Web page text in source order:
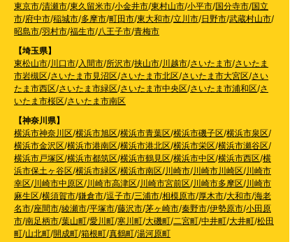
東京市/清瀬市/東久留米市/小金井市/東村山市/小平市/国分寺市/国立
市/府中市/稲城市/多摩市/町田市/東大和市/立川市/日野市/武蔵村山市/
昭島市/羽村市/福生市/八王子市/青梅市
【埼玉県】
東松山市/川口市/入間市/所沢市/挟山市/川越市/さいたま市/さいたま
市岩槻区/さいたま市見沼区/さいたま市北区/さいたま市大宮区/さい
たま市西区/さいたま市緑区/さいたま市中央区/さいたま市浦和区/さ
いたま市桜区/さいたま市南区
【神奈川県】
横浜市神奈川区/横浜市旭区/横浜市青葉区/横浜市磯子区/横浜市泉区/
横浜市金沢区/横浜市港南区/横浜市港北区/横浜市栄区/横浜市瀬谷区/
横浜市戸塚区/横浜市都筑区/横浜市鶴見区/横浜市中区/横浜市西区/横
浜市保土ヶ谷区/横浜市緑区/横浜市南区/川崎市/川崎市川崎区/川崎市
幸区/川崎市中原区/川崎市高津区/川崎市宮前区/川崎市多摩区/川崎市
麻生区/横須賀市/鎌倉市/逗子市/三浦市/相模原市/厚木市/大和市/海老
名市/座間市/綾瀬市/平塚市/藤沢市/茅ヶ崎市/秦野市/伊勢原市/小田原
市/南足柄市/葉山町/愛川町/寒川町/大磯町/二宮町/中井町/大井町/松田
町/山北町/開成町/箱根町/真鶴町/湯河原町